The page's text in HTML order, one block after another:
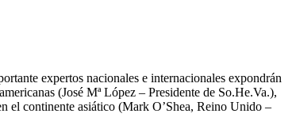
expertos nacionales e internacionales expondrán
(José Mª López – Presidente de So.He.Va.),
el continente asiático (Mark O’Shea, Reino Unido –